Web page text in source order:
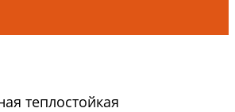
теплостойкая